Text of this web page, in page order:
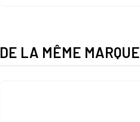
DE LA MÊME MARQUE